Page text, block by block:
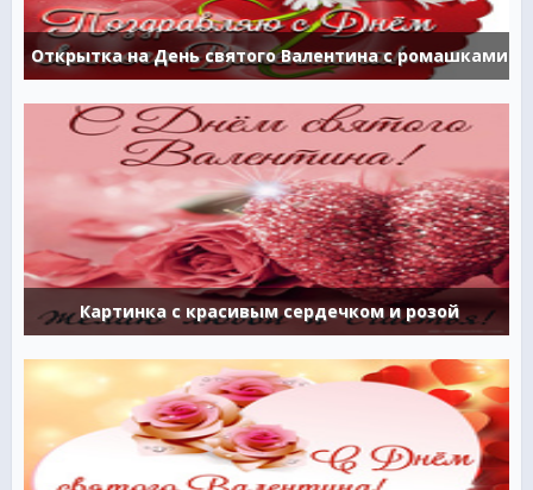
Открытка на День святого Валентина с ромашками
Картинка с красивым сердечком и розой